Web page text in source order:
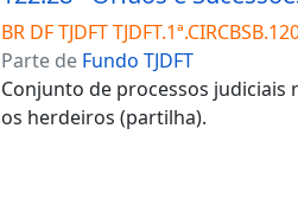
BR DF TJDFT
Parte de Fundo TJDFT
Conjunto de processos judiciais
os herdeiros (partilha).